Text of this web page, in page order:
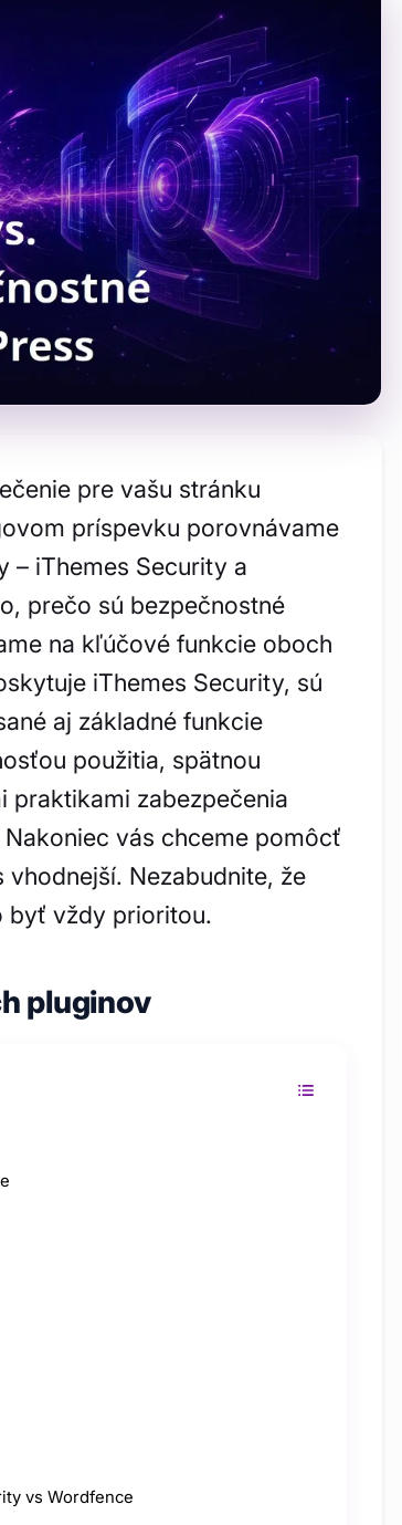
pre vašu stránku
príspevku porovnávame
– iThemes Security a
prečo sú bezpečnostné
na kľúčové funkcie oboch
iThemes Security, sú
aj základné funkcie
použitia, spätnou
praktikami zabezpečenia
vás chceme pomôcť
Nezabudnite, že
byť vždy prioritou.
pluginov
vs Wordfence